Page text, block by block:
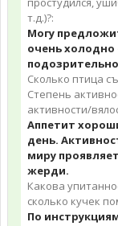
т.д.)?:
Могу
очень холодно
Сколько птица
Степень
активности/
Аппетит
день.
миру
жерди.
Какова
сколько кучек
По